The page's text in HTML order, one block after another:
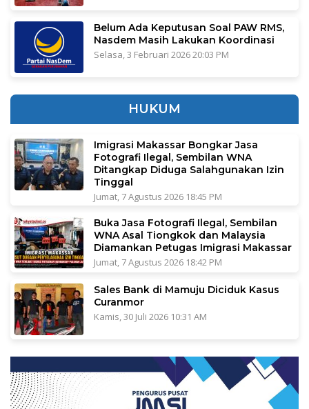
Belum Ada Keputusan Soal PAW RMS,
Nasdem Masih Lakukan Koordinasi
Selasa, 3 Februari 2026 20:03 PM
HUKUM
Imigrasi Makassar Bongkar Jasa
Fotografi Ilegal, Sembilan WNA
Ditangkap Diduga Salahgunakan Izin
Tinggal
Jumat, 7 Agustus 2026 18:45 PM
Buka Jasa Fotografi Ilegal, Sembilan
WNA Asal Tiongkok dan Malaysia
Diamankan Petugas Imigrasi Makassar
Jumat, 7 Agustus 2026 18:42 PM
Sales Bank di Mamuju Diciduk Kasus
Curanmor
Kamis, 30 Juli 2026 10:31 AM